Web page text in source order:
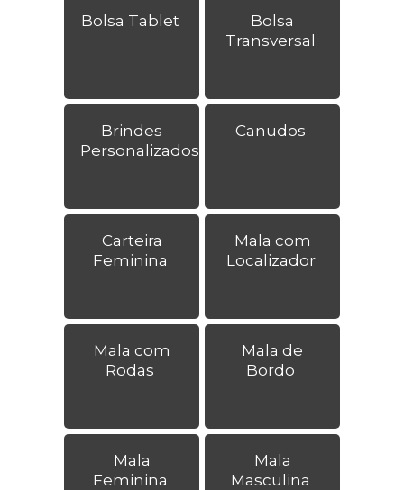
Bolsa Tablet
Bolsa
Transversal
Brindes
Personalizados
Canudos
Carteira
Feminina
Mala com
Localizador
Mala com
Rodas
Mala de
Bordo
Mala
Feminina
Mala
Masculina